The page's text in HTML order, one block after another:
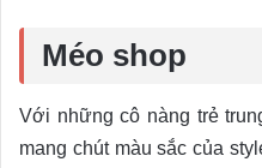
Méo shop
Với những cô nàng trẻ
mang chút màu sắc của